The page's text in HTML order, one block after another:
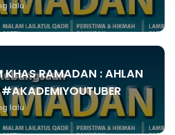
lalu
RAMADAN : AHLAN
lalu